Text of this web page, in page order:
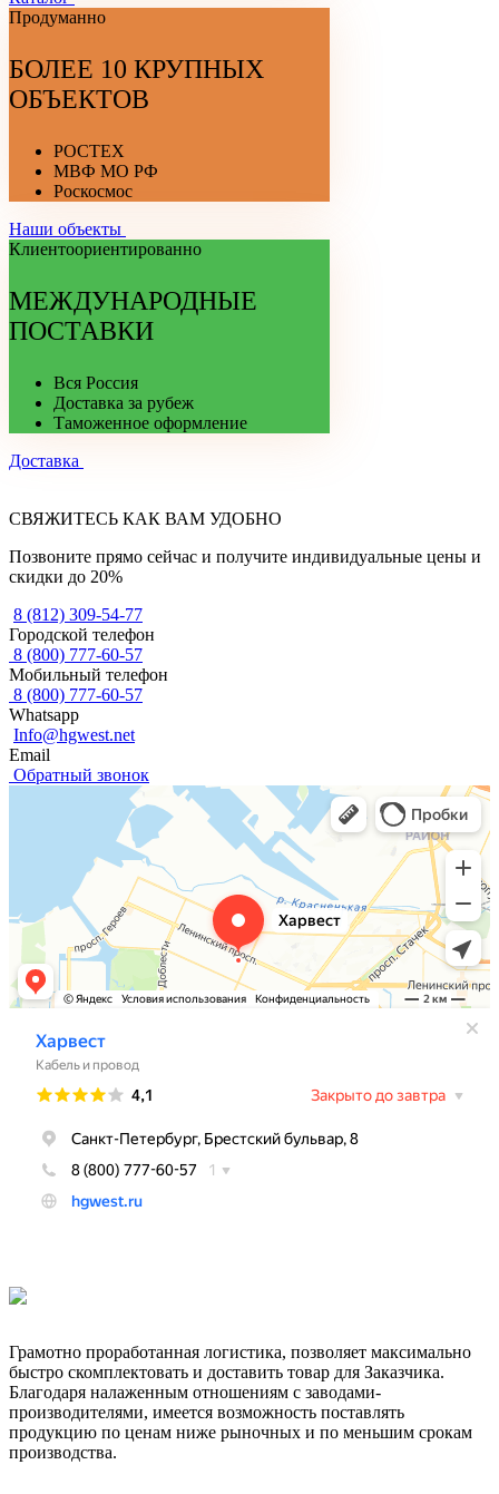
Продуманно
БОЛЕЕ 10 КРУПНЫХ
ОБЪЕКТОВ
РОСТЕХ
МВФ МО РФ
Роскосмос
Наши объекты
Клиентоориентированно
МЕЖДУНАРОДНЫЕ
ПОСТАВКИ
Вся Россия
Доставка за рубеж
Таможенное оформление
Доставка
СВЯЖИТЕСЬ КАК ВАМ УДОБНО
Позвоните прямо сейчас и получите индивидуальные цены и
скидки до 20%
8 (812) 309-54-77
Городской телефон
8 (800) 777-60-57
Мобильный телефон
8 (800) 777-60-57
Whatsapp
Info@hgwest.net
Email
Обратный звонок
Грамотно проработанная логистика, позволяет максимально
быстро скомплектовать и доставить товар для Заказчика.
Благодаря налаженным отношениям с заводами-
производителями, имеется возможность поставлять
продукцию по ценам ниже рыночных и по меньшим срокам
производства.